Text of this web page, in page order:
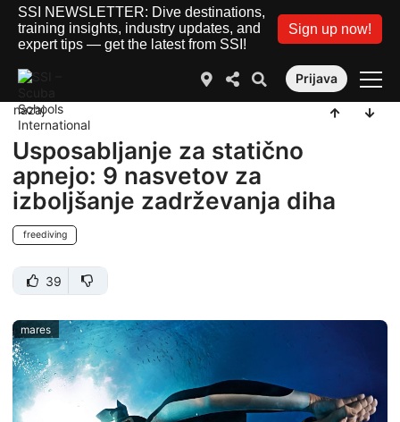
SSI NEWSLETTER: Dive destinations,
training insights, industry updates, and
expert tips — get the latest from SSI!
Sign up now!
Prijava
nazaj
Usposabljanje za statično
apnejo: 9 nasvetov za
izboljšanje zadrževanja diha
freediving
39
mares